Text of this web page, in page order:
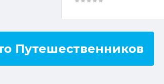
Путешественников